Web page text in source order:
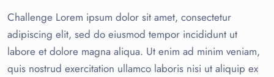
Challenge Lorem ipsum dolor sit amet, consectetur
adipiscing elit, sed do eiusmod tempor incididunt ut
labore et dolore magna aliqua. Ut enim ad minim veniam,
quis nostrud exercitation ullamco laboris nisi ut aliquip ex